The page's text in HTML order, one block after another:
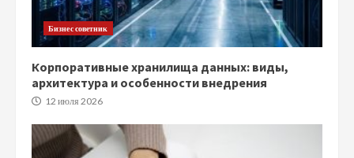
Бизнес советник
Корпоративные хранилища данных: виды,
архитектура и особенности внедрения
12 июля 2026